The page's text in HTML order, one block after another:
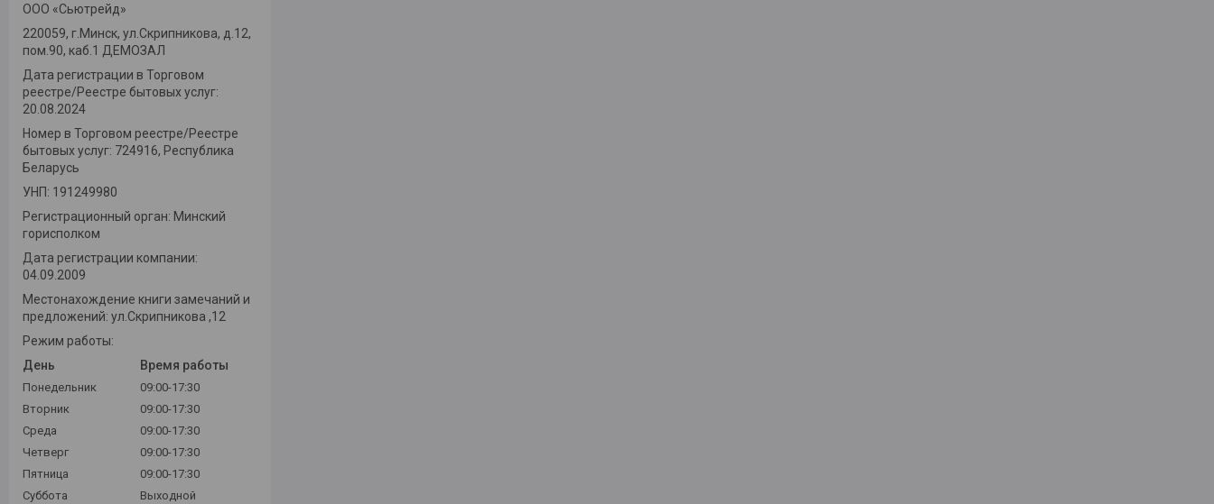
ООО «Сьютрейд»
220059, г.Минск, ул.Скрипникова, д.12,
пом.90, каб.1 ДЕМОЗАЛ
Дата регистрации в Торговом
реестре/Реестре бытовых услуг:
20.08.2024
Номер в Торговом реестре/Реестре
бытовых услуг: 724916, Республика
Беларусь
УНП: 191249980
Регистрационный орган: Минский
горисполком
Дата регистрации компании:
04.09.2009
Местонахождение книги замечаний и
предложений: ул.Скрипникова ,12
Режим работы:
День
Время работы
Понедельник
09:00-17:30
Вторник
09:00-17:30
Среда
09:00-17:30
Четверг
09:00-17:30
Пятница
09:00-17:30
Суббота
Выходной